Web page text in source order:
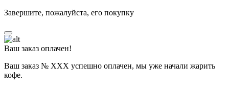
Завершите, пожалуйста, его покупку
Ваш заказ оплачен!
Ваш заказ № ХХХ успешно оплачен, мы уже начали жарить
кофе.